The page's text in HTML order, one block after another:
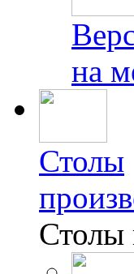
на
Столы
Столы